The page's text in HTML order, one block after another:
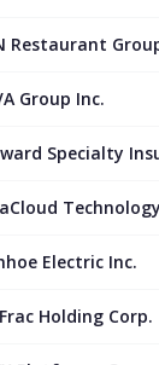
Restaurant
Group Inc.
Specialty
Electric Inc.
Holding Corp.